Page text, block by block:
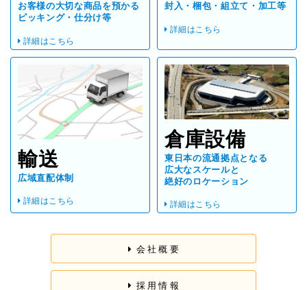
お客様の大切な商品を預かる
ピッキング・仕分け等
詳細はこちら
封入・梱包・組立て・加工等
詳細はこちら
輸送
広域直配体制
詳細はこちら
倉庫設備
東日本の流通拠点となる
広大なスケールと
絶好のロケーション
詳細はこちら
会社概要
採用情報